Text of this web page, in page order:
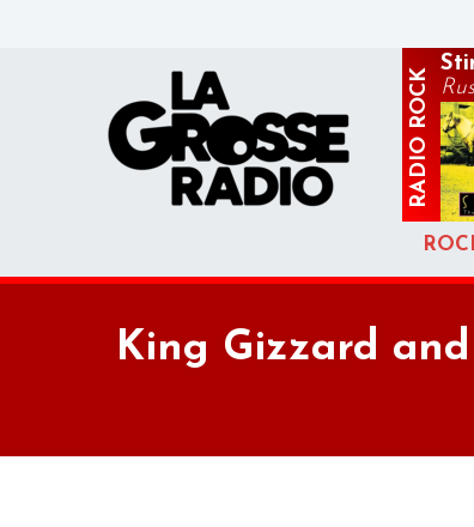
RADIO
ROCK
King Gizzard